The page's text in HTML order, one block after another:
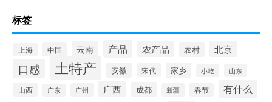
标签
上海 中国 云南 产品 农产品 农村 北京
口感 土特产 安徽 宋代 家乡 小吃 山东
山西 广东 广州 广西 成都 新疆 春节 有什么